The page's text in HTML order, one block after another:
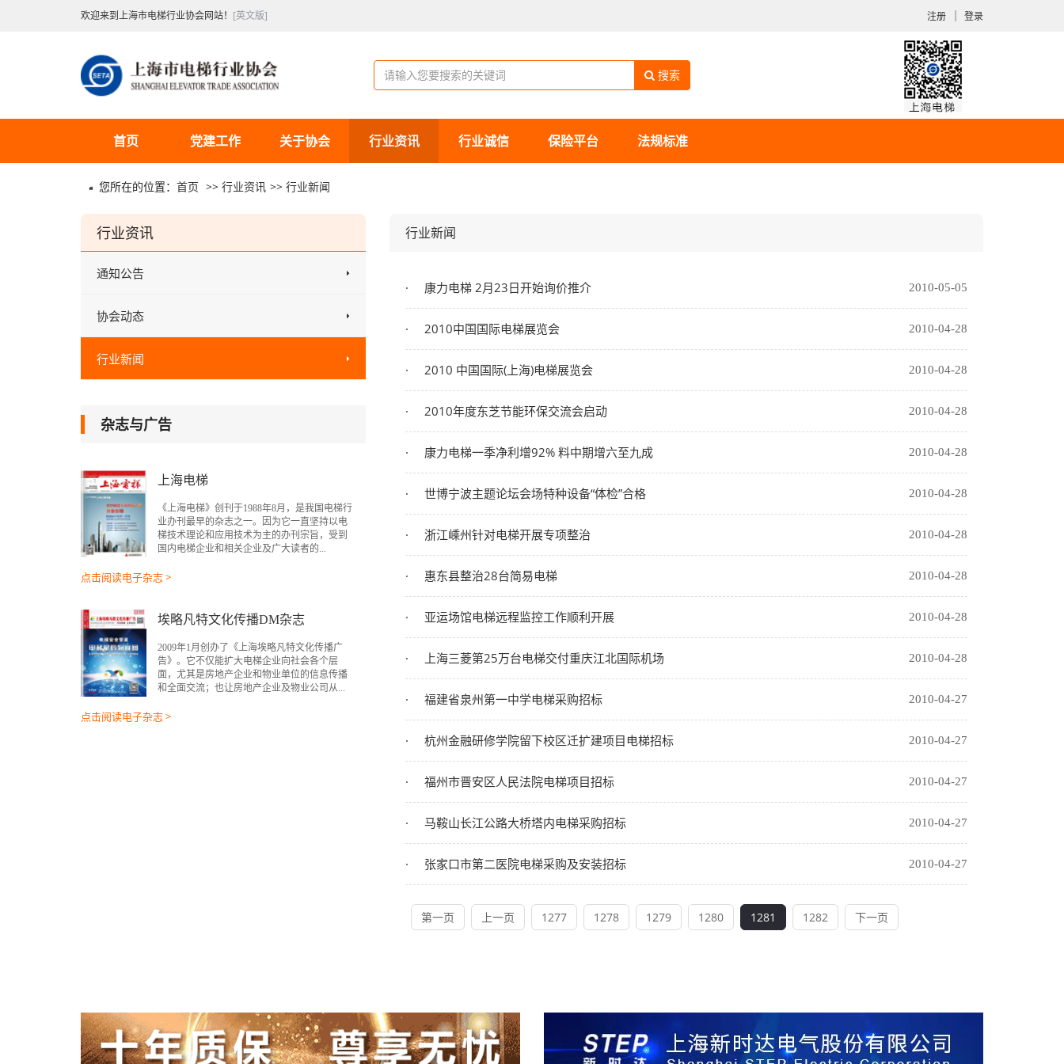
欢迎来到上海市电梯行业协会网站！ [英文版] 注册 ｜ 登录
搜索
首页 党建工作 关于协会 行业资讯 行业诚信 保险平台 法规标准
您所在的位置： 首页 >> 行业资讯 >> 行业新闻
行业资讯
通知公告
协会动态
行业新闻
杂志与广告
上海电梯
《上海电梯》创刊于1988年8月，是我国电梯行
业办刊最早的杂志之一。因为它一直坚持以电
梯技术理论和应用技术为主的办刊宗旨，受到
国内电梯企业和相关企业及广大读者的...
点击阅读电子杂志 >
埃略凡特文化传播DM杂志
2009年1月创办了《上海埃略凡特文化传播广
告》。它不仅能扩大电梯企业向社会各个层
面，尤其是房地产企业和物业单位的信息传播
和全面交流；也让房地产企业及物业公司从...
点击阅读电子杂志 >
行业新闻
康力电梯 2月23日开始询价推介 2010-05-05
2010中国国际电梯展览会 2010-04-28
2010 中国国际(上海)电梯展览会 2010-04-28
2010年度东芝节能环保交流会启动 2010-04-28
康力电梯一季净利增92% 料中期增六至九成 2010-04-28
世博宁波主题论坛会场特种设备“体检”合格 2010-04-28
浙江嵊州针对电梯开展专项整治 2010-04-28
惠东县整治28台简易电梯 2010-04-28
亚运场馆电梯远程监控工作顺利开展 2010-04-28
上海三菱第25万台电梯交付重庆江北国际机场 2010-04-28
福建省泉州第一中学电梯采购招标 2010-04-27
杭州金融研修学院留下校区迁扩建项目电梯招标 2010-04-27
福州市晋安区人民法院电梯项目招标 2010-04-27
马鞍山长江公路大桥塔内电梯采购招标 2010-04-27
张家口市第二医院电梯采购及安装招标 2010-04-27
第一页 上一页 1277 1278 1279 1280 1281 1282 下一页